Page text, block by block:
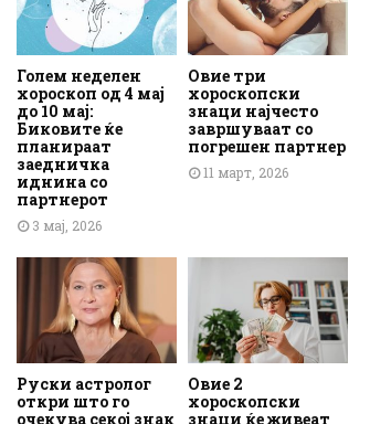
Голем неделен
хороскоп од 4 мај
до 10 мај:
Биковите ќе
планираат
заедничка
иднина со
партнерот
3 мај, 2026
Овие три
хороскопски
знаци најчесто
завршуваат со
погрешен партнер
11 март, 2026
Руски астролог
откри што го
очекува секој знак
Овие 2
хороскопски
знаци ќе живеат